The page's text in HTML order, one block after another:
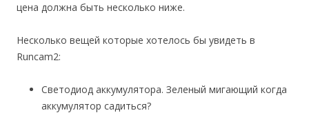
цена должна быть несколько ниже.
Несколько вещей которые хотелось бы увидеть в
Runcam2:
Светодиод аккумулятора. Зеленый мигающий когда
аккумулятор садиться?